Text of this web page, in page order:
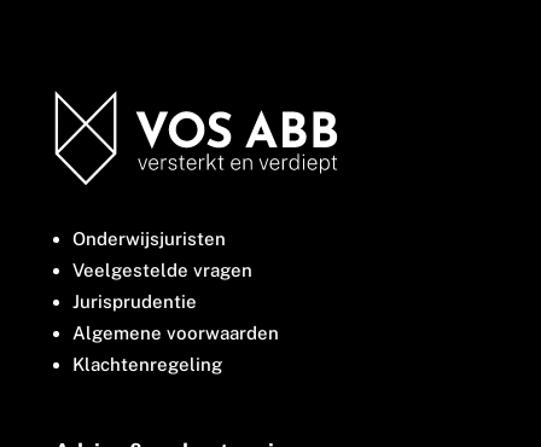
Onderwijsjuristen
Veelgestelde vragen
Jurisprudentie
Algemene voorwaarden
Klachtenregeling